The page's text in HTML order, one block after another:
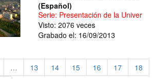
(Español)
Serie: Presentación de la
Visto: 2076 veces
Grabado el: 16/09/2013
… 13 14 15 16 17
18